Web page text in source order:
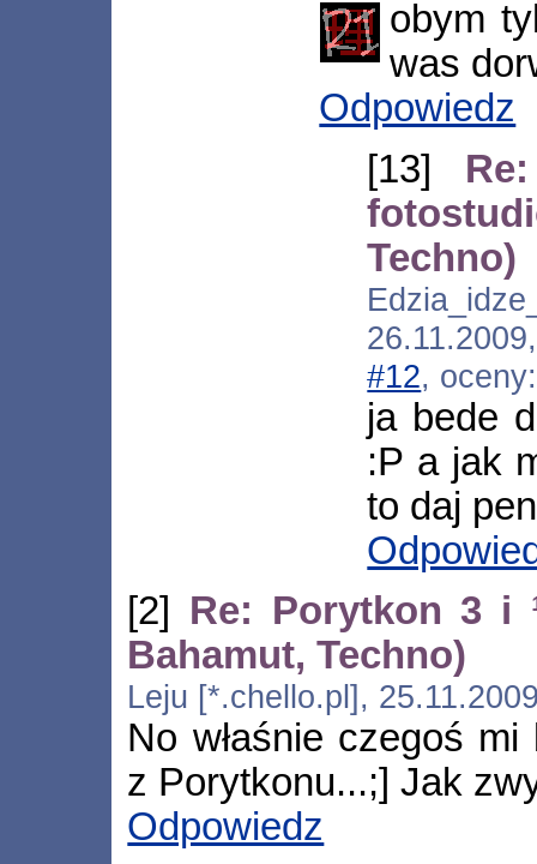
obym
was
Odpowiedz
[13]
Techno)
#12,
ja bede
:P a jak
to daj
[2] Re: Porytkon 3 i
Bahamut, Techno)
Leju [*.chello.pl],
No właśnie czegoś mi
z Porytkonu...;] Jak
Odpowiedz